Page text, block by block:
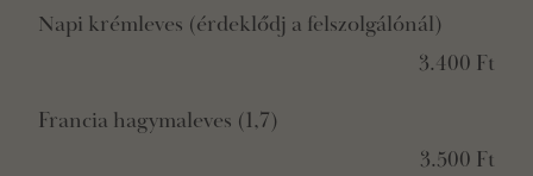
Napi krémleves (érdeklődj a felszolgálónál)
3.400 Ft
Francia hagymaleves (1,7)
3.500 Ft